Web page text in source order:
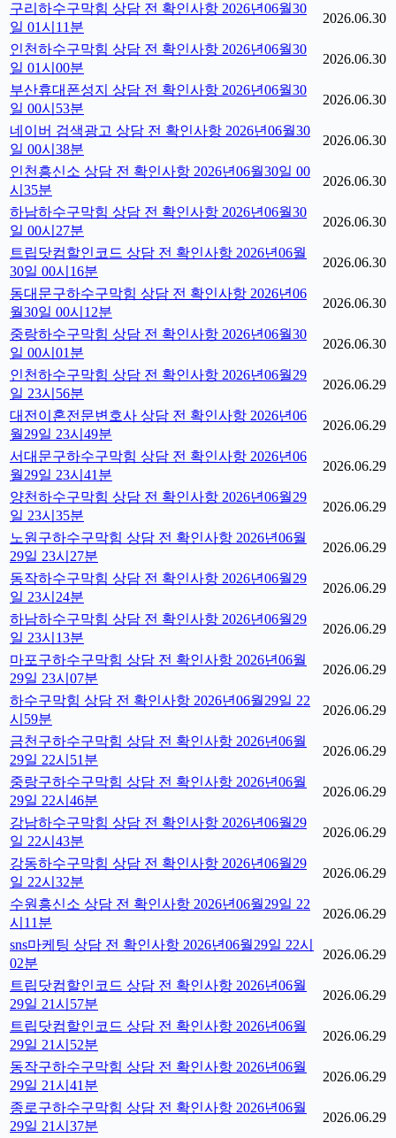
구리하수구막힘 상담 전 확인사항 2026년06월30
일 01시11분
2026.06.30
인천하수구막힘 상담 전 확인사항 2026년06월30
일 01시00분
2026.06.30
부산휴대폰성지 상담 전 확인사항 2026년06월30
일 00시53분
2026.06.30
네이버 검색광고 상담 전 확인사항 2026년06월30
일 00시38분
2026.06.30
인천흥신소 상담 전 확인사항 2026년06월30일 00
시35분
2026.06.30
하남하수구막힘 상담 전 확인사항 2026년06월30
일 00시27분
2026.06.30
트립닷컴할인코드 상담 전 확인사항 2026년06월
30일 00시16분
2026.06.30
동대문구하수구막힘 상담 전 확인사항 2026년06
월30일 00시12분
2026.06.30
중랑하수구막힘 상담 전 확인사항 2026년06월30
일 00시01분
2026.06.30
인천하수구막힘 상담 전 확인사항 2026년06월29
일 23시56분
2026.06.29
대전이혼전문변호사 상담 전 확인사항 2026년06
월29일 23시49분
2026.06.29
서대문구하수구막힘 상담 전 확인사항 2026년06
월29일 23시41분
2026.06.29
양천하수구막힘 상담 전 확인사항 2026년06월29
일 23시35분
2026.06.29
노원구하수구막힘 상담 전 확인사항 2026년06월
29일 23시27분
2026.06.29
동작하수구막힘 상담 전 확인사항 2026년06월29
일 23시24분
2026.06.29
하남하수구막힘 상담 전 확인사항 2026년06월29
일 23시13분
2026.06.29
마포구하수구막힘 상담 전 확인사항 2026년06월
29일 23시07분
2026.06.29
하수구막힘 상담 전 확인사항 2026년06월29일 22
시59분
2026.06.29
금천구하수구막힘 상담 전 확인사항 2026년06월
29일 22시51분
2026.06.29
중랑구하수구막힘 상담 전 확인사항 2026년06월
29일 22시46분
2026.06.29
강남하수구막힘 상담 전 확인사항 2026년06월29
일 22시43분
2026.06.29
강동하수구막힘 상담 전 확인사항 2026년06월29
일 22시32분
2026.06.29
수원흥신소 상담 전 확인사항 2026년06월29일 22
시11분
2026.06.29
sns마케팅 상담 전 확인사항 2026년06월29일 22시
02분
2026.06.29
트립닷컴할인코드 상담 전 확인사항 2026년06월
29일 21시57분
2026.06.29
트립닷컴할인코드 상담 전 확인사항 2026년06월
29일 21시52분
2026.06.29
동작구하수구막힘 상담 전 확인사항 2026년06월
29일 21시41분
2026.06.29
종로구하수구막힘 상담 전 확인사항 2026년06월
29일 21시37분
2026.06.29